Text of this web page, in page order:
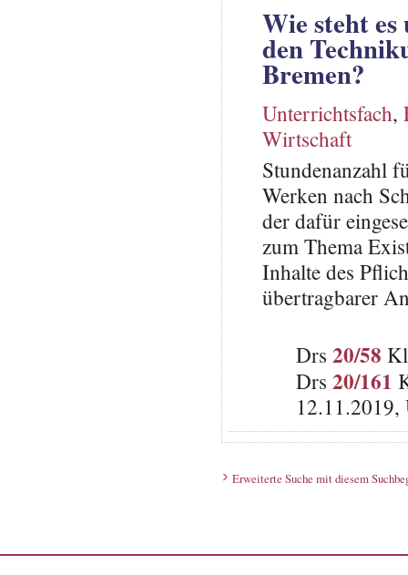
Wie steht
den
Bremen?
Unterrichtsfach,
Wirtschaft
Stundenanzahl
Werken nach
der dafür
zum Thema
Inhalte des
übertragbarer
Drs 20/58
Drs 20/161
12.11.2019,
Erweiterte Suche mit diesem